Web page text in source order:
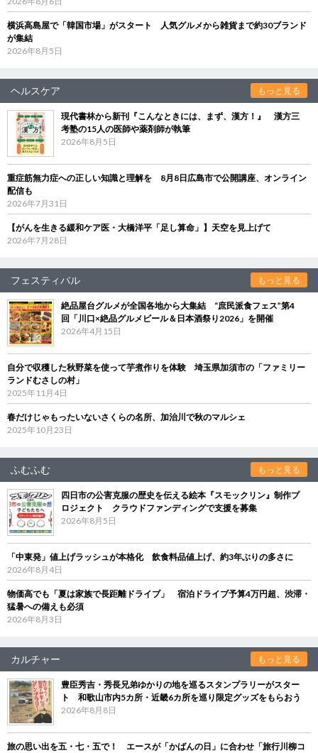
横浜高島屋で「韓国市場」がスタート 人気グルメから雑貨まで約30ブランド
が集結
2026年8月5日
ヘルスケア もっと見る
現代書林から新刊『こんなときには、まず、漢方！』 漢方三
考塾の15人の医師や薬剤師が執筆
2026年8月5日
重症筋無力症への正しい知識と理解を 8月8日広島市で公開講座、オンライン
配信も
2026年7月31日
【がんを生きる緩和ケア医・大橋洋平「足し算命」】天空を見上げて
2026年7月28日
フェスティバル もっと見る
絶品屋台グルメが全国各地から大集結 “庶民派食フェス”第4
回「川口×絶品グルメビール＆日本酒祭り2026」を開催
2026年4月15日
自分で収穫した秋野菜を使って芋煮作りを体験 埼玉県加須市の「ファミリー
ランドむさしの村」
2025年11月4日
春だけじゃもったいないさくらの名所、加治川で秋のマルシェ
2025年10月23日
ふむふむ もっと見る
四日市の公害克服の歴史を伝える絵本『スモックリン』制作プ
ロジェクト クラウドファンディングで支援を募集
2026年8月5日
「中東発」値上げラッシュが本格化 飲食料品値上げ、約3年ぶりの多さに
2026年8月4日
物価高でも「夏は家族で長距離ドライブ」 宿泊ドライブ予算4万円超、渋滞・
猛暑への備えも必須
2026年8月3日
カルチャー もっと見る
豊臣秀吉・秀長兄弟ゆかりの地を巡るスタンプラリーがスター
ト 和歌山市内5カ所・近畿6カ所を巡り限定グッズをもらおう
2026年8月8日
旅の思い出を五・七・五で！ エースが「かばんの日」に合わせ「旅行川柳コ